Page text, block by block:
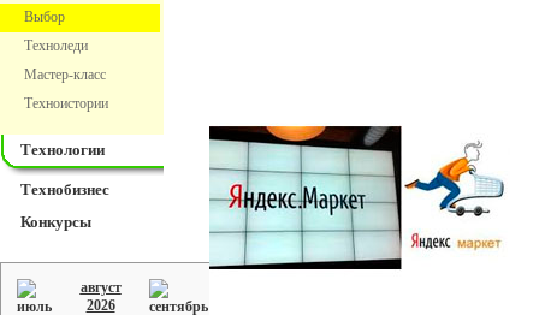
Выбор
Техноледи
Мастер-класс
Техноистории
Технологии
Технобизнес
Конкурсы
август
2026